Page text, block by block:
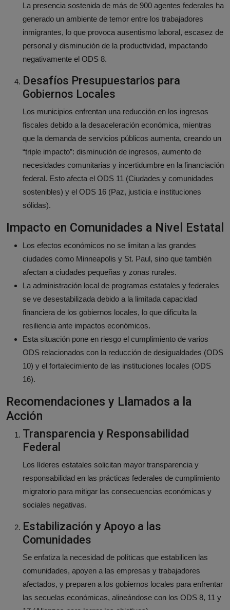
La presencia sostenida de más de 900 agentes federales ha
generado un ambiente de temor entre los trabajadores
inmigrantes, lo que provoca ausentismo laboral, escasez de
personal y disminución de la productividad, impactando
negativamente el ODS 8.
Desafíos Presupuestarios para
Gobiernos Locales
Los municipios enfrentan una reducción en los ingresos
fiscales debido a la desaceleración económica, mientras
que la demanda de servicios públicos aumenta, creando un
“triple impacto”: disminución de ingresos, aumento de
necesidades comunitarias y incertidumbre en la financiación
federal. Esto afecta el ODS 11 (Ciudades y comunidades
sostenibles) y el ODS 16 (Paz, justicia e instituciones
sólidas).
Impacto en Comunidades a Nivel Estatal
Los efectos económicos no se limitan a las grandes
ciudades como Minneapolis y St. Paul, sino que también
afectan a ciudades pequeñas y zonas rurales.
La administración local de programas estatales y federales
se ve desestabilizada debido a la limitada capacidad
financiera de los gobiernos locales, lo que dificulta la
resiliencia ante impactos económicos.
Esta situación pone en riesgo el cumplimiento de varios
ODS relacionados con la reducción de desigualdades (ODS
10) y el fortalecimiento de las instituciones locales (ODS
16).
Recomendaciones y Llamados a la
Acción
Transparencia y Responsabilidad
Federal
Los líderes estatales solicitan mayor transparencia y
responsabilidad en las prácticas federales de cumplimiento
migratorio para mitigar las consecuencias económicas y
sociales negativas.
Estabilización y Apoyo a las
Comunidades
Se enfatiza la necesidad de políticas que estabilicen las
comunidades, apoyen a las empresas y trabajadores
afectados, y preparen a los gobiernos locales para enfrentar
las secuelas económicas, alineándose con los ODS 8, 11 y